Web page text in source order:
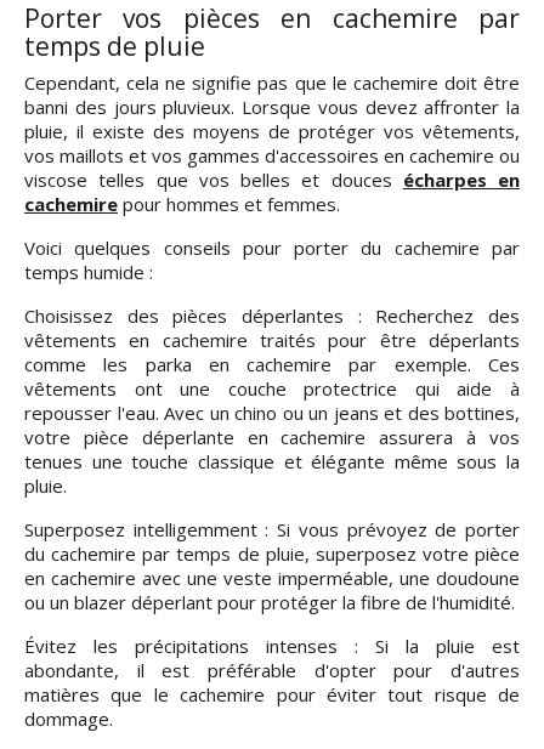
Porter vos pièces en cachemire par
temps de pluie
Cependant, cela ne signifie pas que le cachemire doit être
banni des jours pluvieux. Lorsque vous devez affronter la
pluie, il existe des moyens de protéger vos vêtements,
vos maillots et vos gammes d'accessoires en cachemire ou
viscose telles que vos belles et douces écharpes en
cachemire pour hommes et femmes.
Voici quelques conseils pour porter du cachemire par
temps humide :
Choisissez des pièces déperlantes : Recherchez des
vêtements en cachemire traités pour être déperlants
comme les parka en cachemire par exemple. Ces
vêtements ont une couche protectrice qui aide à
repousser l'eau. Avec un chino ou un jeans et des bottines,
votre pièce déperlante en cachemire assurera à vos
tenues une touche classique et élégante même sous la
pluie.
Superposez intelligemment : Si vous prévoyez de porter
du cachemire par temps de pluie, superposez votre pièce
en cachemire avec une veste imperméable, une doudoune
ou un blazer déperlant pour protéger la fibre de l'humidité.
Évitez les précipitations intenses : Si la pluie est
abondante, il est préférable d'opter pour d'autres
matières que le cachemire pour éviter tout risque de
dommage.